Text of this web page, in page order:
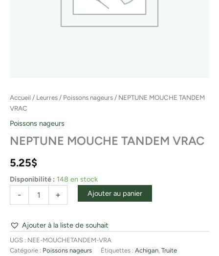
Accueil / Leurres / Poissons nageurs / NEPTUNE MOUCHE TANDEM
VRAC
Poissons nageurs
NEPTUNE MOUCHE TANDEM VRAC
5.25$
Disponibilité : 148 en stock
- + Ajouter au panier
Ajouter à la liste de souhait
UGS : NEE-MOUCHETANDEM-VRA
Catégorie : Poissons nageurs Étiquettes : Achigan, Truite